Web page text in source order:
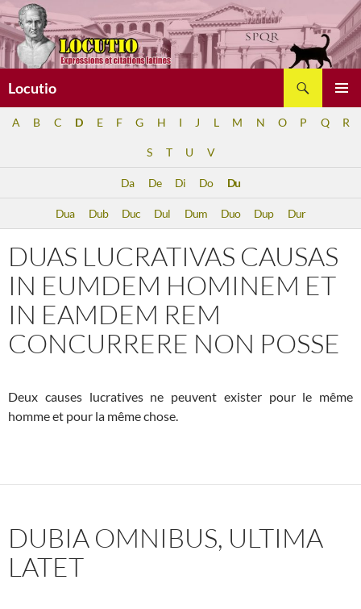
Aller
au
contenu
Locutio
A B C D E F G H I J L M N O P Q R
S T U V
Da De Di Do Du
Dua Dub Duc Dul Dum Duo Dup Dur
DUAS LUCRATIVAS CAUSAS
IN EUMDEM HOMINEM ET
IN EAMDEM REM
CONCURRERE NON POSSE
Deux causes lucratives ne peuvent exister pour le même
homme et pour la même chose.
DUBIA OMNIBUS, ULTIMA
LATET